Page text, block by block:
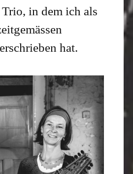
in dem ich als
hat.